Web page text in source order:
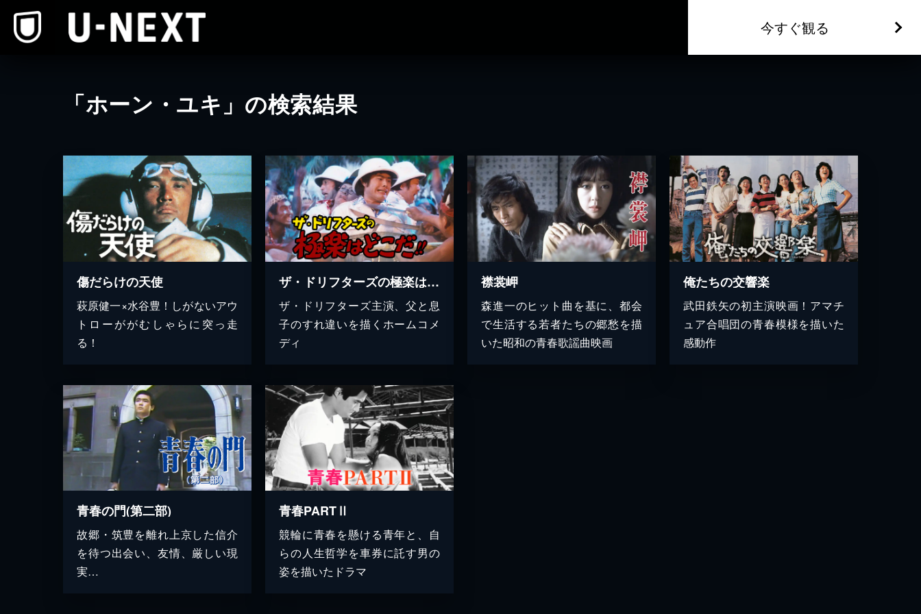
今すぐ観る
「ホーン・ユキ」の検索結果
傷だらけの天使
萩原健一×水谷豊！しがないアウ
トローががむしゃらに突っ走
る！
ザ・ドリフターズの極楽はどこだ!!
ザ・ドリフターズ主演、父と息
子のすれ違いを描くホームコメ
ディ
襟裳岬
森進一のヒット曲を基に、都会
で生活する若者たちの郷愁を描
いた昭和の青春歌謡曲映画
俺たちの交響楽
武田鉄矢の初主演映画！アマチ
ュア合唱団の青春模様を描いた
感動作
青春の門(第二部)
故郷・筑豊を離れ上京した信介
を待つ出会い、友情、厳しい現
実…
青春PARTⅡ
競輪に青春を懸ける青年と、自
らの人生哲学を車券に託す男の
姿を描いたドラマ